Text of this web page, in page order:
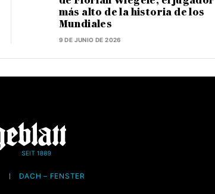
más alto de la historia de los
Mundiales
9 DE JUNIO DE 2026
DACH – FENSTER